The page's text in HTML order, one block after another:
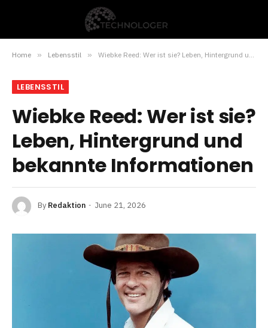
Home » Lebensstil » Wiebke Reed: Wer ist sie? Leben, Hintergrund und bekannte Informationen
LEBENSSTIL
Wiebke Reed: Wer ist sie?
Leben, Hintergrund und
bekannte Informationen
By Redaktion June 21, 2026